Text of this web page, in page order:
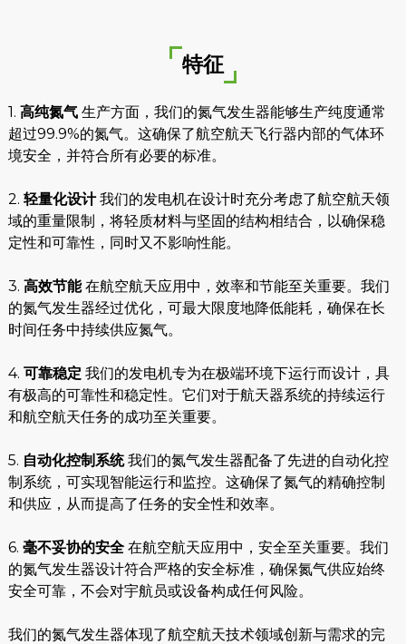
特征
1. 高纯氮气生产方面，我们的氮气发生器能够生产纯度通常
超过99.9%的氮气。这确保了航空航天飞行器内部的气体环
境安全，并符合所有必要的标准。
2. 轻量化设计我们的发电机在设计时充分考虑了航空航天领
域的重量限制，将轻质材料与坚固的结构相结合，以确保稳
定性和可靠性，同时又不影响性能。
3. 高效节能在航空航天应用中，效率和节能至关重要。我们
的氮气发生器经过优化，可最大限度地降低能耗，确保在长
时间任务中持续供应氮气。
4. 可靠稳定 我们的发电机专为在极端环境下运行而设计，具
有极高的可靠性和稳定性。它们对于航天器系统的持续运行
和航空航天任务的成功至关重要。
5. 自动化控制系统我们的氮气发生器配备了先进的自动化控
制系统，可实现智能运行和监控。这确保了氮气的精确控制
和供应，从而提高了任务的安全性和效率。
6. 毫不妥协的安全在航空航天应用中，安全至关重要。我们
的氮气发生器设计符合严格的安全标准，确保氮气供应始终
安全可靠，不会对宇航员或设备构成任何风险。
我们的氮气发生器体现了航空航天技术领域创新与需求的完